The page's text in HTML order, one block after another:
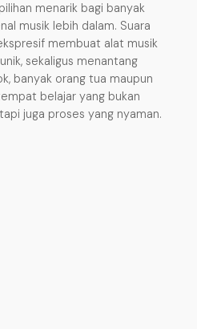
menarik bagi banyak
musik lebih dalam. Suara
membuat alat musik
sekaligus menantang
banyak orang tua maupun
belajar yang bukan
juga proses yang nyaman.